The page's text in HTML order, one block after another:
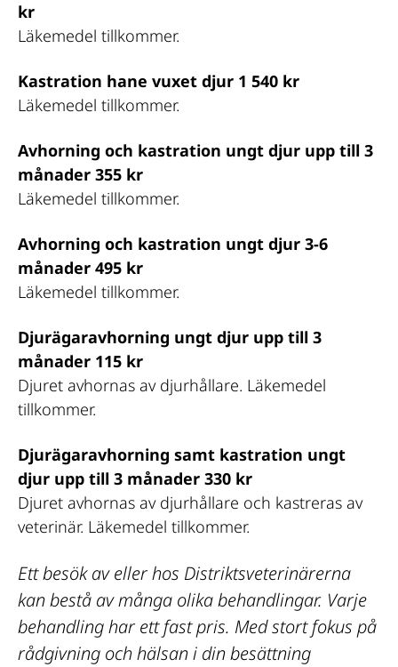
kr
Läkemedel tillkommer.
Kastration hane vuxet djur 1 540 kr
Läkemedel tillkommer.
Avhorning och kastration ungt djur upp till 3
månader 355 kr
Läkemedel tillkommer.
Avhorning och kastration ungt djur 3-6
månader 495 kr
Läkemedel tillkommer.
Djurägaravhorning ungt djur upp till 3
månader 115 kr
Djuret avhornas av djurhållare. Läkemedel
tillkommer.
Djurägaravhorning samt kastration ungt
djur upp till 3 månader 330 kr
Djuret avhornas av djurhållare och kastreras av
veterinär. Läkemedel tillkommer.
Ett besök av eller hos Distriktsveterinärerna
kan bestå av många olika behandlingar. Varje
behandling har ett fast pris. Med stort fokus på
rådgivning och hälsan i din besättning